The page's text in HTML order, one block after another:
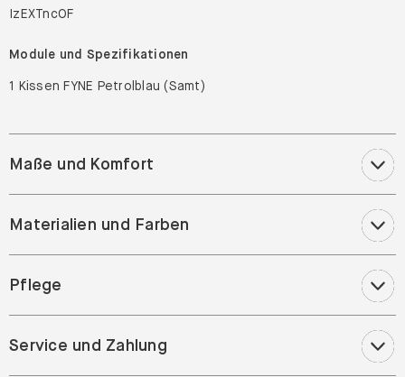
IzEXTncOF
Module und Spezifikationen
1 Kissen FYNE Petrolblau (Samt)
Maße und Komfort
Materialien und Farben
Pflege
Service und Zahlung